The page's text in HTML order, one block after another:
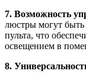
7. Возможность
люстры могут
пульта, что
освещением в
8.